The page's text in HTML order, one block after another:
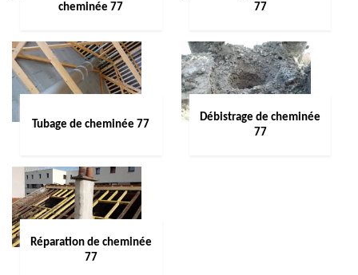
cheminée 77
77
Tubage de cheminée 77
Débistrage de cheminée
77
Réparation de cheminée
77